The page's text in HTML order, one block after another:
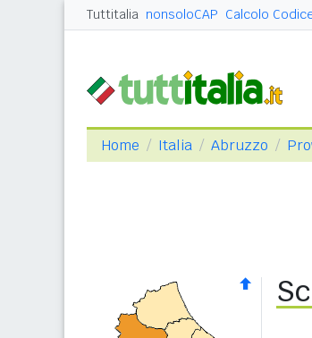
Tuttitalia nonsoloCAP Calcolo
Home Italia Abruzzo